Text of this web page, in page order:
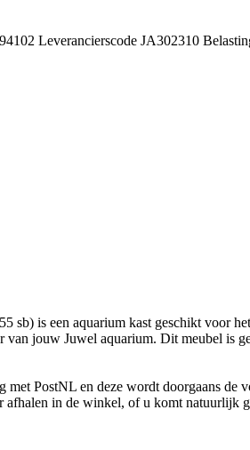
Leverancierscode JA302310
sb) is een aquarium kast geschikt voor
van jouw Juwel aquarium. Dit meubel is
met PostNL en deze wordt doorgaans
afhalen in de winkel, of u komt natuurlijk